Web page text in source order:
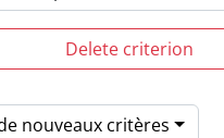
Delete criterion
nouveaux critères